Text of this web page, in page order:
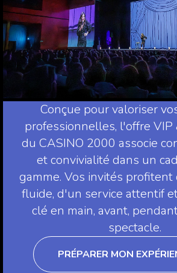
Conçue pour valoriser
professionnelles, l'offre
du CASINO 2000 associe
et convivialité dans un
gamme. Vos invités
fluide, d'un service attentif
clé en main, avant,
spectacle.
PRÉPARER MON